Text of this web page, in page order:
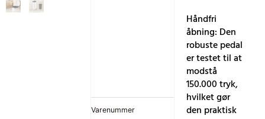
Varenummer
Håndfri
åbning: Den
robuste pedal
er testet til at
modstå
150.000 tryk,
hvilket gør
den praktisk